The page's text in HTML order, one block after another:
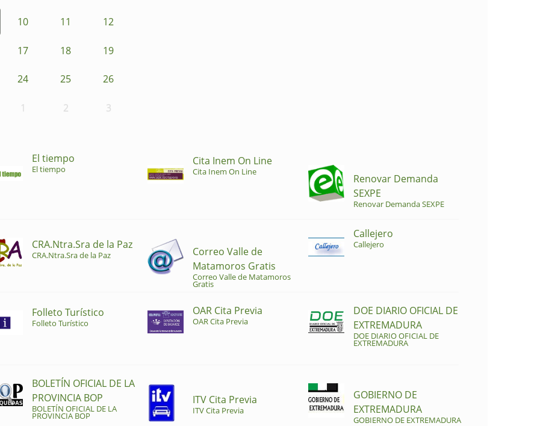
10 11 12
17 18 19
24 25 26
1 2 3
El tiempo
El tiempo
Cita Inem On Line
Cita Inem On Line
Renovar Demanda
SEXPE
Renovar Demanda SEXPE
CRA.Ntra.Sra de la Paz
CRA.Ntra.Sra de la Paz
Correo Valle de
Matamoros Gratis
Correo Valle de Matamoros
Gratis
Callejero
Callejero
Folleto Turístico
Folleto Turístico
OAR Cita Previa
OAR Cita Previa
DOE DIARIO OFICIAL DE
EXTREMADURA
DOE DIARIO OFICIAL DE
EXTREMADURA
BOLETÍN OFICIAL DE LA
PROVINCIA BOP
BOLETÍN OFICIAL DE LA
PROVINCIA BOP
ITV Cita Previa
ITV Cita Previa
GOBIERNO DE
EXTREMADURA
GOBIERNO DE EXTREMADURA